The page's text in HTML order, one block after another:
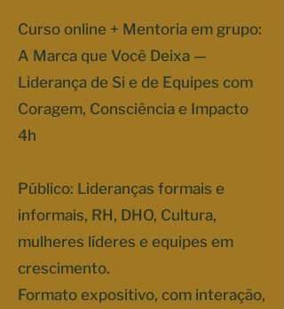
Curso online + Mentoria em grupo:
A Marca que Você Deixa —
Liderança de Si e de Equipes com
Coragem, Consciência e Impacto
4h
Público: Lideranças formais e
informais, RH, DHO, Cultura,
mulheres líderes e equipes em
crescimento.
Formato expositivo, com interação,